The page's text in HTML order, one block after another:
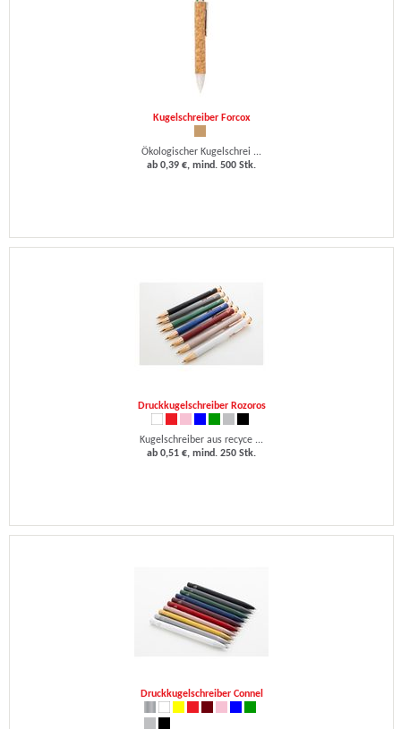
Kugelschreiber Forcox
Ökologischer Kugelschrei ...
ab 0,39 €, mind. 500 Stk.
Druckkugelschreiber Rozoros
Kugelschreiber aus recyce ...
ab 0,51 €, mind. 250 Stk.
Druckkugelschreiber Connel